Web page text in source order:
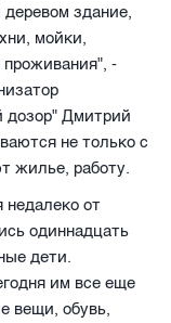
здание,
мойки,
-
Дмитрий
не только с
жилье, работу.
недалеко от
одиннадцать
дети.
им все еще
вещи, обувь,